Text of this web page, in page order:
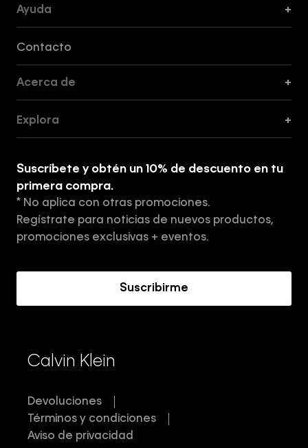
Ayuda +
Contacto
Acerca de +
Tiendas
Aviso de privacidad
Términos y Condiciones
Explora +
Suscríbete y obtén un 10% de descuento en tu
primera compra.
* No aplica con otras promociones.
Regístrate para noticias de nuevos productos,
promociones exclusivas + eventos.
Suscribirme
Calvin Klein
Devoluciones
Términos y condiciones
Aviso de privacidad